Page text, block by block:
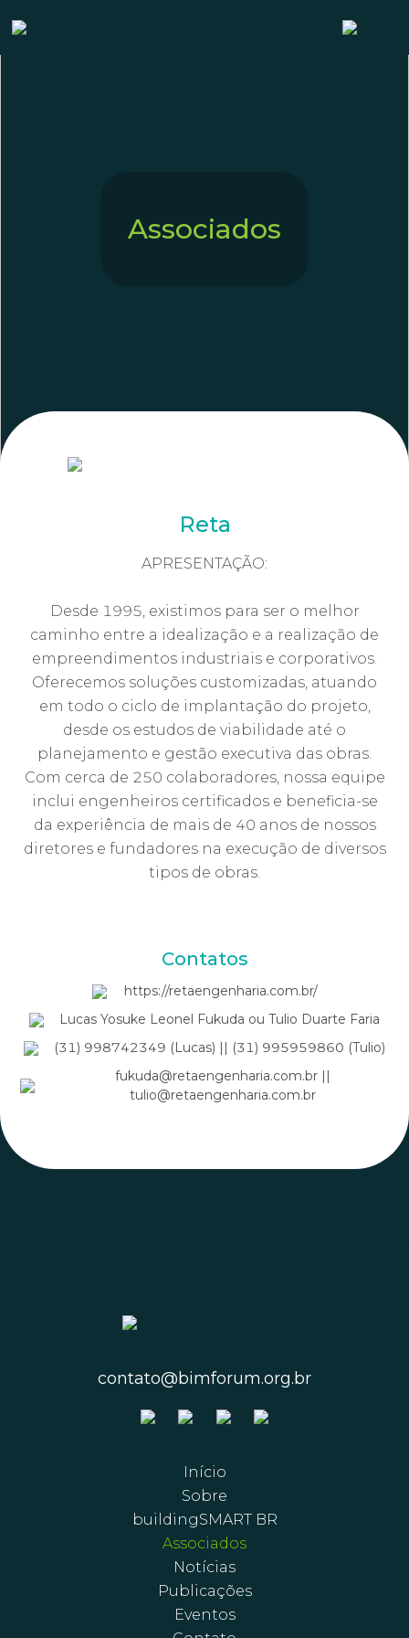
Associados
Reta
APRESENTAÇÃO:
Desde 1995, existimos para ser o melhor
caminho entre a idealização e a realização de
empreendimentos industriais e corporativos.
Oferecemos soluções customizadas, atuando
em todo o ciclo de implantação do projeto,
desde os estudos de viabilidade até o
planejamento e gestão executiva das obras.
Com cerca de 250 colaboradores, nossa equipe
inclui engenheiros certificados e beneficia-se
da experiência de mais de 40 anos de nossos
diretores e fundadores na execução de diversos
tipos de obras.
Contatos
https://retaengenharia.com.br/
Lucas Yosuke Leonel Fukuda ou Tulio Duarte Faria
(31) 998742349 (Lucas) || (31) 995959860 (Tulio)
fukuda@retaengenharia.com.br ||
tulio@retaengenharia.com.br
contato@bimforum.org.br
Início
Sobre
buildingSMART BR
Associados
Notícias
Publicações
Eventos